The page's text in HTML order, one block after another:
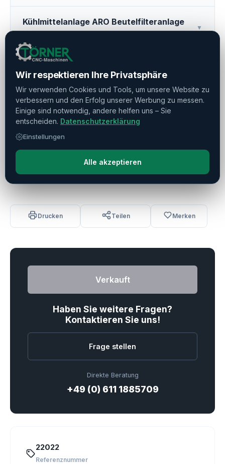
Kühlmittelanlage ARO Beutelfilteranlage
Typ EBF-102
▼
Stangenautomation
Beladesystem RL100 (Sonderausführung
Rechte Seite)
▼
Sonderprogrammablauf
Drucken Teilen Merken
Verkauft
Haben Sie weitere Fragen?
Kontaktieren Sie uns!
Frage stellen
Direkte Beratung
+49 (0) 611 1885709
22022
Referenznummer
Wir respektieren Ihre Privatsphäre
Wir verwenden Cookies und Tools, um unsere Website zu
verbessern und den Erfolg unserer Werbung zu messen.
Einige sind notwendig, andere helfen uns – Sie
entscheiden. Datenschutzerklärung
Einstellungen
Alle akzeptieren